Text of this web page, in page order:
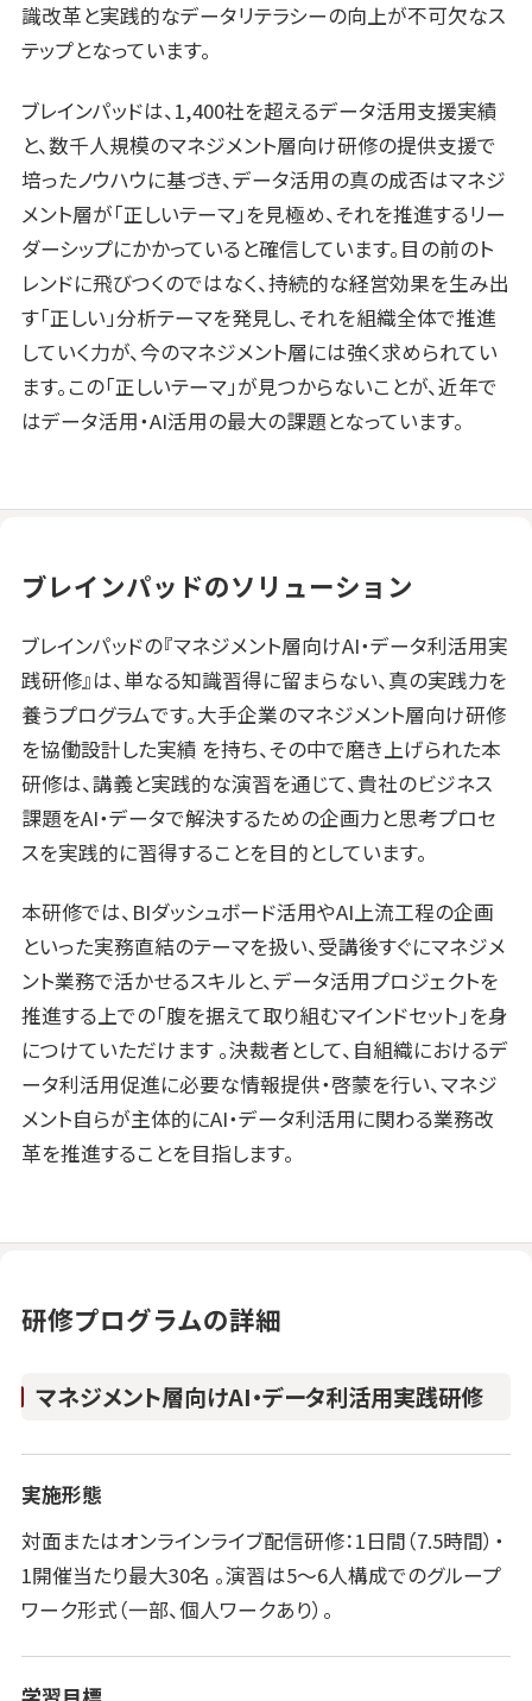
識改革と実践的なデータリテラシーの向上が不可欠なス
テップとなっています。
ブレインパッドは、1,400社を超えるデータ活用支援実績
と、数千人規模のマネジメント層向け研修の提供支援で
培ったノウハウに基づき、データ活用の真の成否はマネジ
メント層が「正しいテーマ」を見極め、それを推進するリー
ダーシップにかかっていると確信しています。目の前のト
レンドに飛びつくのではなく、持続的な経営効果を生み出
す「正しい」分析テーマを発見し、それを組織全体で推進
していく力が、今のマネジメント層には強く求められてい
ます。この「正しいテーマ」が見つからないことが、近年で
はデータ活用・AI活用の最大の課題となっています。
ブレインパッドのソリューション
ブレインパッドの『マネジメント層向けAI・データ利活用実
践研修』は、単なる知識習得に留まらない、真の実践力を
養うプログラムです。大手企業のマネジメント層向け研修
を協働設計した実績 を持ち、その中で磨き上げられた本
研修は、講義と実践的な演習を通じて、貴社のビジネス
課題をAI・データで解決するための企画力と思考プロセ
スを実践的に習得することを目的としています。
本研修では、BIダッシュボード活用やAI上流工程の企画
といった実務直結のテーマを扱い、受講後すぐにマネジメ
ント業務で活かせるスキルと、データ活用プロジェクトを
推進する上での「腹を据えて取り組むマインドセット」を身
につけていただけます 。決裁者として、自組織におけるデ
ータ利活用促進に必要な情報提供・啓蒙を行い、マネジ
メント自らが主体的にAI・データ利活用に関わる業務改
革を推進することを目指します。
研修プログラムの詳細
マネジメント層向けAI・データ利活用実践研修
実施形態
対面またはオンラインライブ配信研修：1日間（7.5時間）・
1開催当たり最大30名 。演習は5～6人構成でのグループ
ワーク形式（一部、個人ワークあり）。